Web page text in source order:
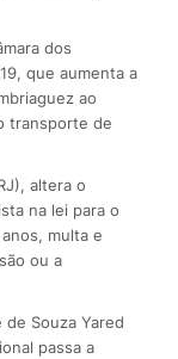
dos
que aumenta a
ao
transporte de
altera o
na lei para o
multa e
ou a
Souza Yared
passa a